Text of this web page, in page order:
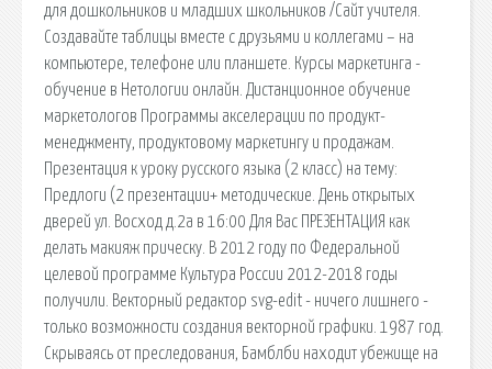
для дошкольников и младших школьников /Сайт учителя.
Создавайте таблицы вместе с друзьями и коллегами – на
компьютере, телефоне или планшете. Курсы маркетинга -
обучение в Нетологии онлайн. Дистанционное обучение
маркетологов Программы акселерации по продукт-
менеджменту, продуктовому маркетингу и продажам.
Презентация к уроку русского языка (2 класс) на тему:
Предлоги (2 презентации+ методические. День открытых
дверей ул. Восход д.2а в 16:00 Для Вас ПРЕЗЕНТАЦИЯ как
делать макияж прическу. В 2012 году по Федеральной
целевой программе Культура России 2012-2018 годы
получили. Векторный редактор svg-edit - ничего лишнего -
только возможности создания векторной графики. 1987 год.
Скрываясь от преследования, Бамблби находит убежище на